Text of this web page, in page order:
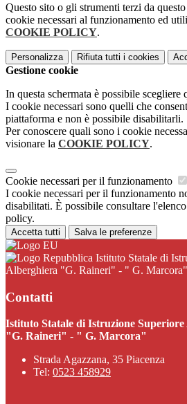
Questo sito o gli strumenti terzi da
cookie necessari al funzionamento ed
COOKIE POLICY.
Personalizza Rifiuta tutti i cookies
Gestione cookie
In questa schermata è possibile scegliere
I cookie necessari sono quelli che
piattaforma e non è possibile disabilitarli.
Per conoscere quali sono i cookie
visionare la COOKIE POLICY.
Cookie necessari per il funzionamento
I cookie necessari per il funzionamento
disabilitati. È possibile consultare
policy.
Accetta tutti Salva le preferenze
Istituto Statale di
Alberghiera "G. Raineri" - " G. Marcora"
Contatti
Istituto Statale di Istruzione
"G. Raineri" - " G. Marcora"
Strada Agazzana, 35 Piacenza
Tel: 0523 458929